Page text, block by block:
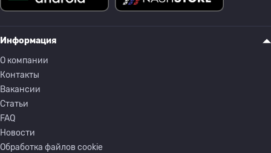
Информация
О компании
Контакты
Вакансии
Статьи
FAQ
Новости
Обработка файлов cookie